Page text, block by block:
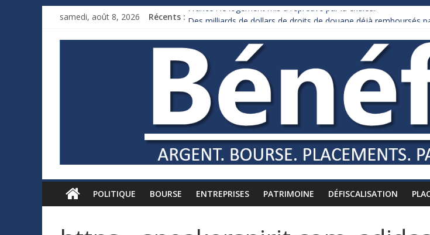
samedi, août 8, 2026 Récents : France : le logement mis à l’épreuve par la chaleur
Royaume-Uni : Andy Burnham recule sur l’impôt
Xavier Niel, le milliardaire qui ne touche presque rien
Ruée des fortunes russes vers l’étranger
POLITIQUE BOURSE ENTREPRISES PATRIMOINE DÉFISCALISATION